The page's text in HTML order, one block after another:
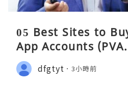
05 Best Sites to
App Accounts
dfgtyt 3小時前